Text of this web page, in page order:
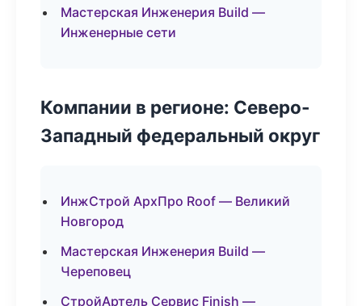
Мастерская Инженерия Build —
Инженерные сети
Компании в регионе: Северо-
Западный федеральный округ
ИнжСтрой АрхПро Roof — Великий
Новгород
Мастерская Инженерия Build —
Череповец
СтройАртель Сервис Finish —